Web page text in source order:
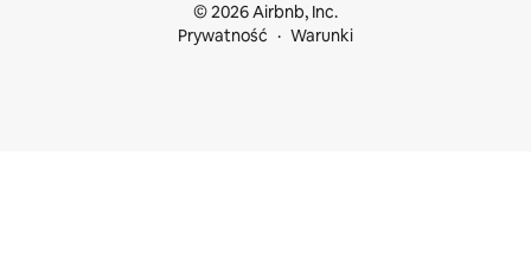
© 2026 Airbnb, Inc.
Prywatność
Warunki